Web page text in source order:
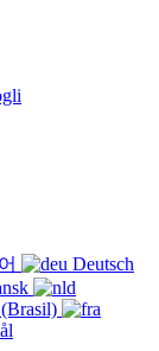
Deutsch